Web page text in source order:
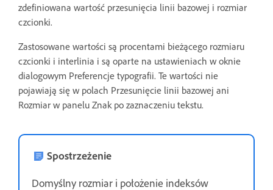
zdefiniowana wartość przesunięcia linii bazowej i rozmiar
czcionki.
Zastosowane wartości są procentami bieżącego rozmiaru
czcionki i interlinia i są oparte na ustawieniach w oknie
dialogowym Preferencje typografii. Te wartości nie
pojawiają się w polach Przesunięcie linii bazowej ani
Rozmiar w panelu Znak po zaznaczeniu tekstu.
Spostrzeżenie
Domyślny rozmiar i położenie indeksów